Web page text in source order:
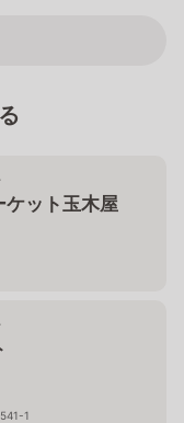
ケット玉木屋
1